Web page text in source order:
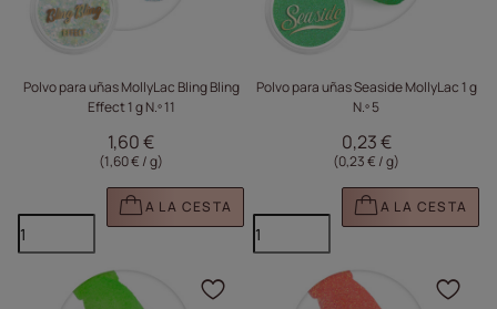
Polvo para uñas MollyLac Bling Bling
Effect 1 g N.º 11
1,60 €
(1,60 € / g)
A LA CESTA
Polvo para uñas Seaside MollyLac 1 g
N.º 5
0,23 €
(0,23 € / g)
A LA CESTA
Haga clic para añadir